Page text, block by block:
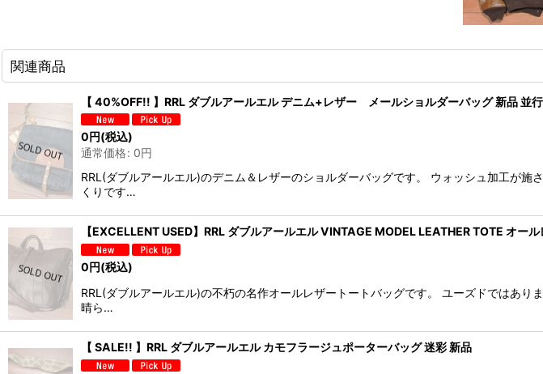
関連商品
【 40%OFF!! 】RRL ダブルアールエル デニム+レザー メールショルダーバッグ 新品 並
0円(税込)
通常価格: 0円
RRL(ダブルアールエル)のデニム＆レザーのショルダーバッグです。 ウォッシュ加工が
くりです…
【EXCELLENT USED】RRL ダブルアールエル VINTAGE MODEL LEATHER TOTE オ
0円(税込)
RRL(ダブルアールエル)の不朽の名作オールレザートートバッグです。 ユーズドではあ
晴ら…
【 SALE!! 】RRL ダブルアールエル カモフラージュポーターバッグ 迷彩 新品